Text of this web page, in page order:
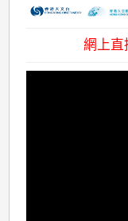
網上直